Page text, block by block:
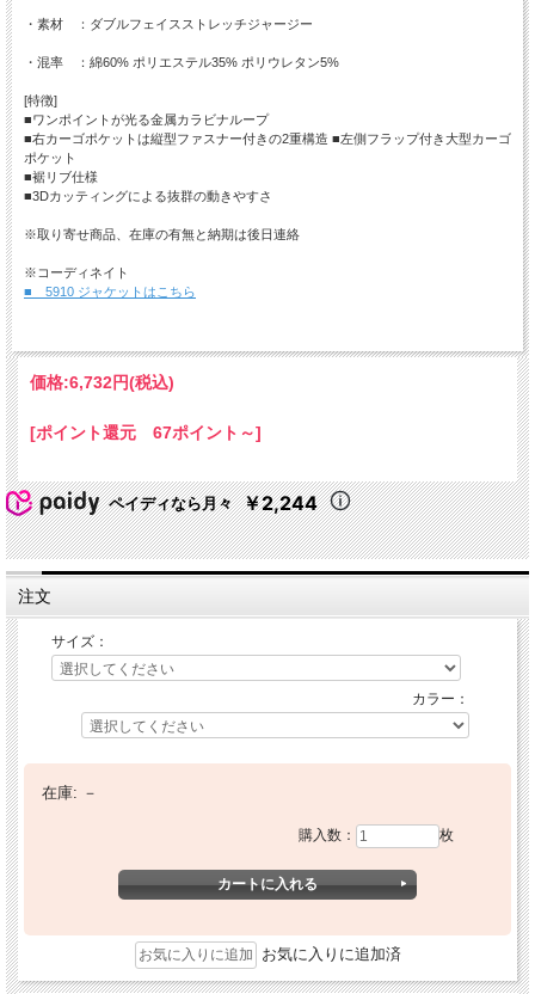
・素材 ：ダブルフェイスストレッチジャージー
・混率 ：綿60% ポリエステル35% ポリウレタン5%
[特徴]
■ワンポイントが光る金属カラビナループ
■右カーゴポケットは縦型ファスナー付きの2重構造 ■左側フラップ付き大型カーゴ
ポケット
■裾リブ仕様
■3Dカッティングによる抜群の動きやすさ
※取り寄せ商品、在庫の有無と納期は後日連絡
※コーディネイト
■ 5910 ジャケットはこちら
価格:6,732円(税込)
[ポイント還元 67ポイント～]
ペイディなら月々 ￥2,244
注文
サイズ：
カラー：
在庫: －
購入数： 枚
お気に入りに追加済